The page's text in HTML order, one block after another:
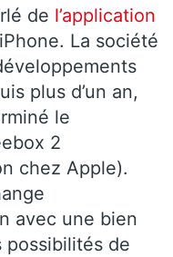
de l’application
La société
plus d’un an,
le
2
chez Apple).
avec une bien
possibilités de